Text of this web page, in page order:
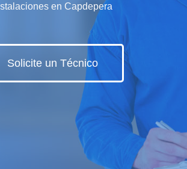
en Capdepera
Solicite un Técnico